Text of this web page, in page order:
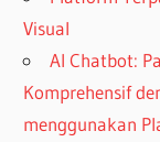
Visual
AI Chatbot:
Komprehensif
menggunakan